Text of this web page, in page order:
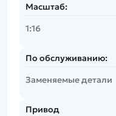
Масштаб:
1:16
По обслуживанию:
Заменяемые детали
Привод